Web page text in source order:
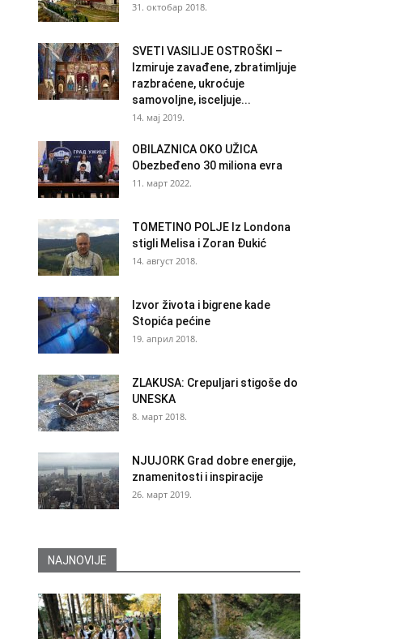
31. октобар 2018.
SVETI VASILIJE OSTROŠKI –
Izmiruje zavađene, zbratimljuje
razbraćene, ukroćuje
samovoljne, isceljuje...
14. мај 2019.
OBILAZNICA OKO UŽICA
Obezbeđeno 30 miliona evra
11. март 2022.
TOMETINO POLJE Iz Londona
stigli Melisa i Zoran Đukić
14. август 2018.
Izvor života i bigrene kade
Stopića pećine
19. април 2018.
ZLAKUSA: Crepuljari stigoše do
UNESKA
8. март 2018.
NJUJORK Grad dobre energije,
znamenitosti i inspiracije
26. март 2019.
NAJNOVIJE